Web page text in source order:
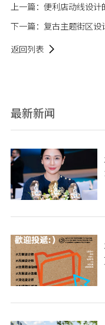
上一篇： 便利店动线设计
下一篇： 复古主题街区设
返回列表
最新新闻